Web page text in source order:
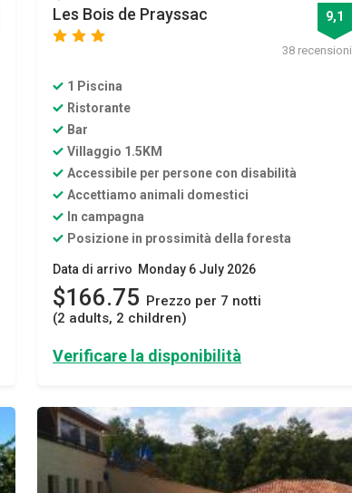
Les Bois de Prayssac
starstar
9,1
38 recensioni
1 Piscina
Ristorante
Bar
Villaggio 1.5KM
Accessibile per persone con disabilità
Accettiamo animali domestici
In campagna
Posizione in prossimità della foresta
Data di arrivo Monday 6 July 2026
$166.75 Prezzo per 7 notti
(2 adults, 2 children)
Verificare la disponibilità